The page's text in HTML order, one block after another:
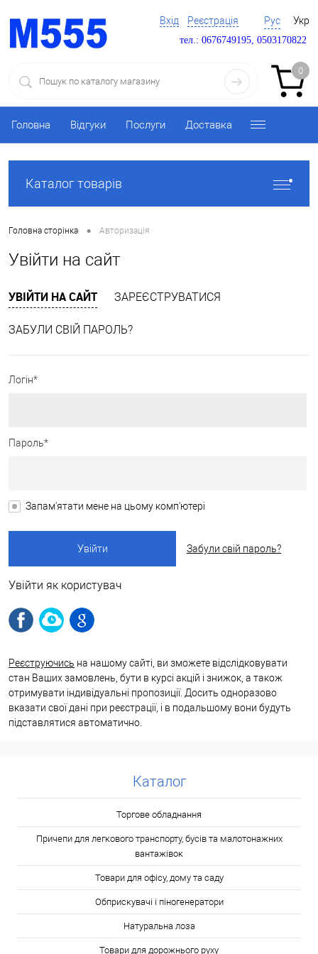
Вхід Реєстрація Рус Укр
тел.: 0676749195, 0503170822
0
Головна Відгуки Послуги Доставка
Каталог товарів
Головна сторінка • Авторизація
Увійти на сайт
УВІЙТИ НА САЙТ ЗАРЕЄСТРУВАТИСЯ
ЗАБУЛИ СВІЙ ПАРОЛЬ?
Логін*
Пароль*
Запам'ятати мене на цьому комп'ютері
Забули свій пароль?
Увійти як користувач
Реєструючись на нашому сайті, ви зможете відслідковувати
стан Ваших замовлень, бути в курсі акцій і знижок, а також
отримувати індивідуальні пропозиції. Досить одноразово
вказати свої дані при реєстрації, і в подальшому вони будуть
підставлятися автоматично.
Каталог
Торгове обладнання
Причепи для легкового транспорту, бусів та малотонажних
вантажівок
Товари для офісу, дому та саду
Обприскувачі і піногенератори
Натуральна лоза
Товари для дорожнього руху